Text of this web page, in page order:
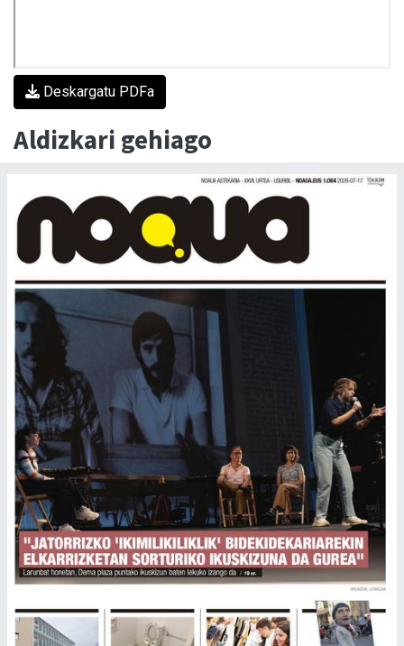
Deskargatu PDFa
Aldizkari gehiago